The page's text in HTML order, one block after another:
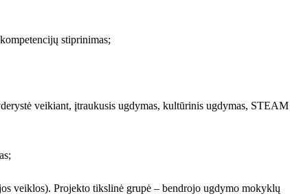
stiprinimas;
veikiant, įtraukusis ugdymas, kultūrinis ugdymas, STEAM
veiklos). Projekto tikslinė grupė – bendrojo ugdymo mokyklų